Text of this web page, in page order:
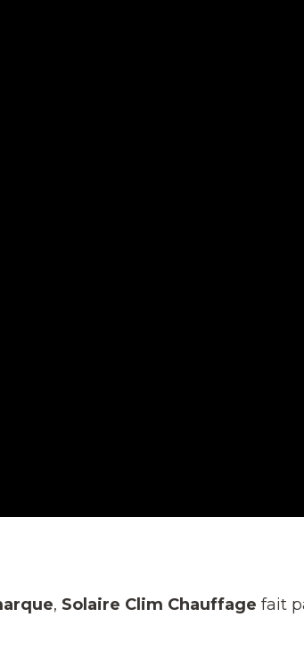
, Solaire Clim Chauffage fait